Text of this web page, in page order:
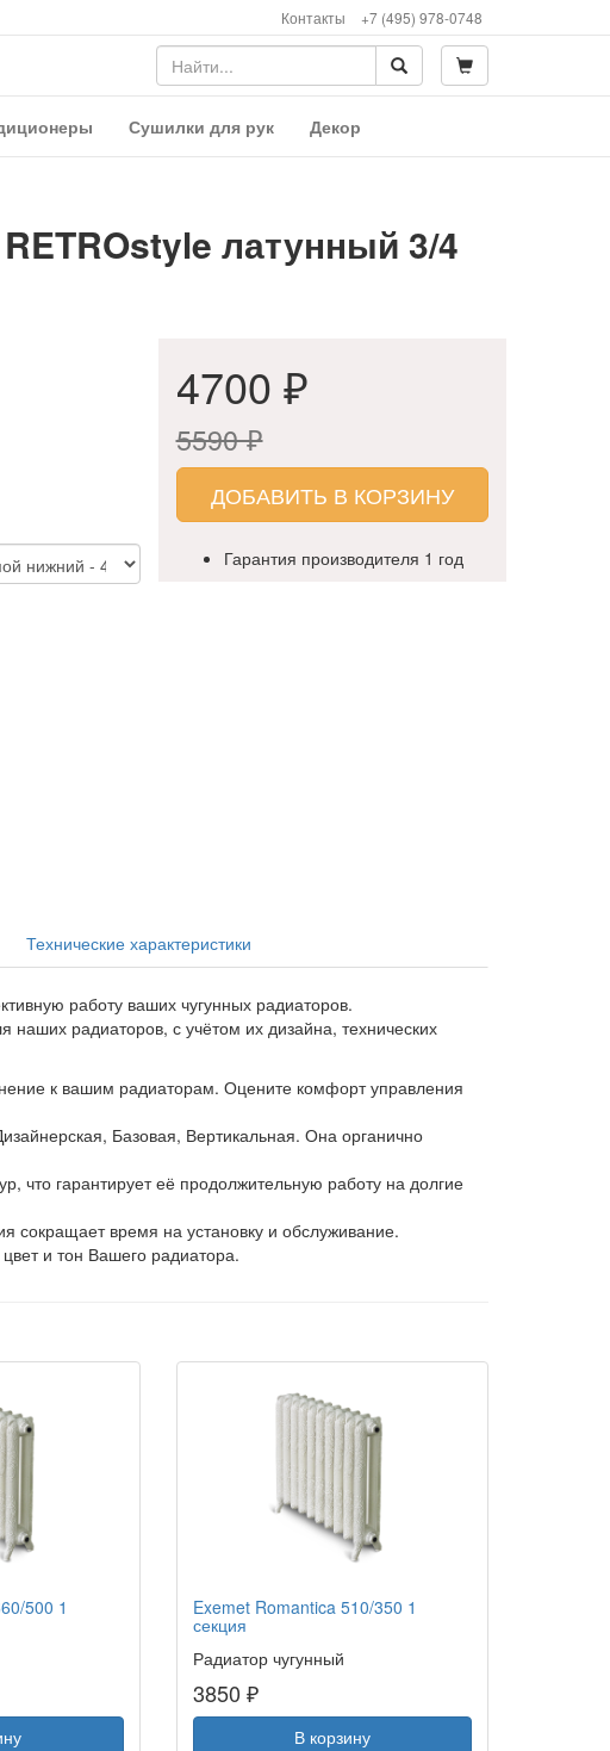
Контакты +7 (495) 978-0748
Сушилки для рук Декор
латунный 3/4
4700 ₽
5590 ₽
ДОБАВИТЬ В КОРЗИНУ
Гарантия производителя 1 год
Технические характеристики
работу ваших чугунных радиаторов.
радиаторов, с учётом их дизайна, технических
к вашим радиаторам. Оцените комфорт управления
Базовая, Вертикальная. Она органично
что гарантирует её продолжительную работу на долгие
сокращает время на установку и обслуживание.
и тон Вашего радиатора.
500 1 Exemet Romantica 510/350 1
секция
Радиатор чугунный
3850 ₽
В корзину